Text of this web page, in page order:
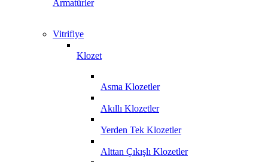
Armatürler
Vitrifiye
Klozet
Asma Klozetler
Akıllı Klozetler
Yerden Tek Klozetler
Alttan Çıkışlı Klozetler